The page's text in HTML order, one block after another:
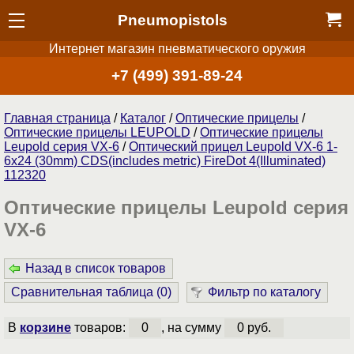
Pneumopistols
Интернет магазин пневматического оружия
+7 (499) 391-89-24
Главная страница / Каталог /Оптические прицелы /
Оптические прицелы LEUPOLD /Оптические прицелы
Leupold серия VX-6 /Оптический прицел Leupold VX-6 1-
6x24 (30mm) CDS(includes metric) FireDot 4(Illuminated)
112320
Оптические прицелы Leupold серия
VX-6
Назад в список товаров
Сравнительная таблица (0) Фильтр по каталогу
В корзинетоваров: 0 , на сумму 0 руб.